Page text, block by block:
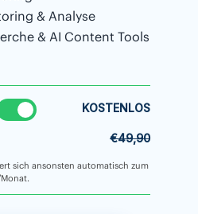
& Analyse
& AI Content Tools
KOSTENLOS
€49,90
sich ansonsten automatisch zum